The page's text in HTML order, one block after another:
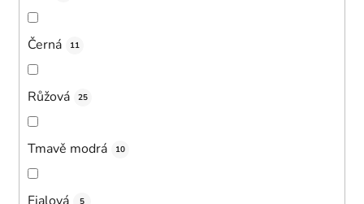
Černá 11
Růžová 25
Tmavě modrá 10
5